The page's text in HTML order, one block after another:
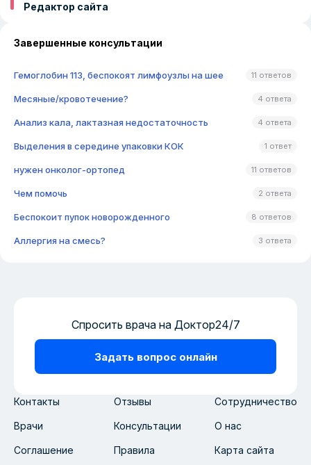
Редактор сайта
Завершенные консультации
Гемоглобин 113, беспокоят лимфоузлы на шее 11 ответов
Месяные/кровотечение? 4 ответа
Анализ кала, лактазная недостаточность 4 ответа
Выделения в середине упаковки КОК 1 ответ
нужен онколог-ортопед 11 ответов
Чем помочь 2 ответа
Беспокоит пупок новорожденного 8 ответов
Аллергия на смесь? 3 ответа
Контакты Отзывы Сотрудничество
Врачи Консультации О нас
Соглашение Правила Карта сайта
Спросить врача на Доктор24/7
Задать вопрос онлайн